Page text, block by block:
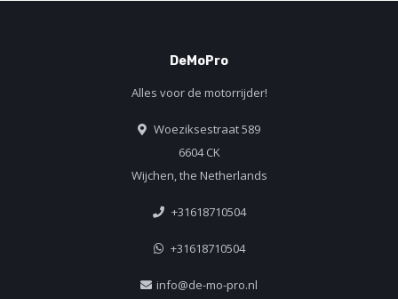
DeMoPro
Alles voor de motorrijder!
Woeziksestraat 589
6604 CK
Wijchen, the Netherlands
+31618710504
+31618710504
info@de-mo-pro.nl